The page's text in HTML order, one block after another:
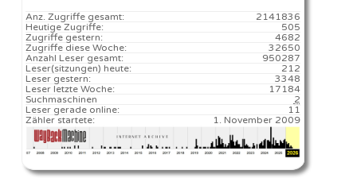
2141836
Anz. Zugriffe gesamt:
505
Heutige Zugriffe:
4682
Zugriffe gestern:
32650
Zugriffe diese Woche:
950287
Anzahl Leser gesamt:
212️
Leser(sitzungen) heute:
3348
Leser gestern:
17184️
Leser letzte Woche:
2
Suchmaschinen
11
Leser gerade online:
1. November 2009
Zähler startete: